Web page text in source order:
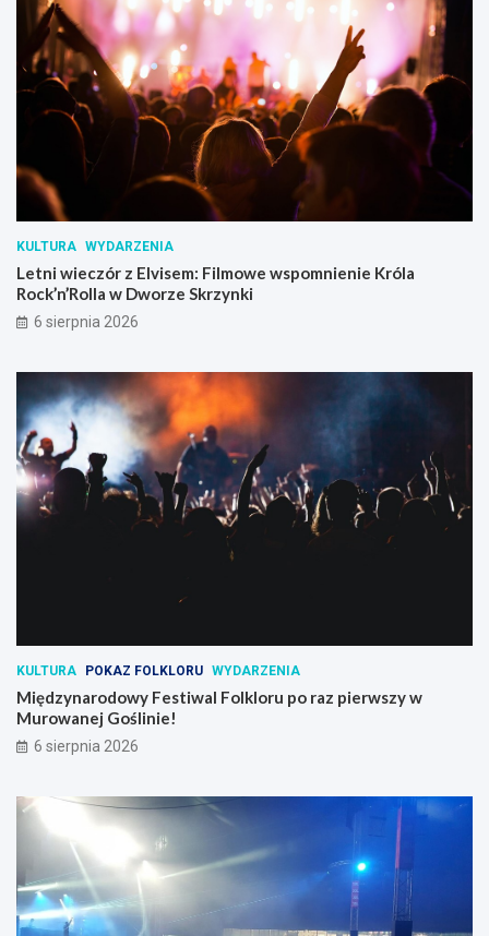
KULTURA WYDARZENIA
Letni wieczór z Elvisem: Filmowe wspomnienie Króla
Rock’n’Rolla w Dworze Skrzynki
6 sierpnia 2026
KULTURA POKAZ FOLKLORU WYDARZENIA
Międzynarodowy Festiwal Folkloru po raz pierwszy w
Murowanej Goślinie!
6 sierpnia 2026